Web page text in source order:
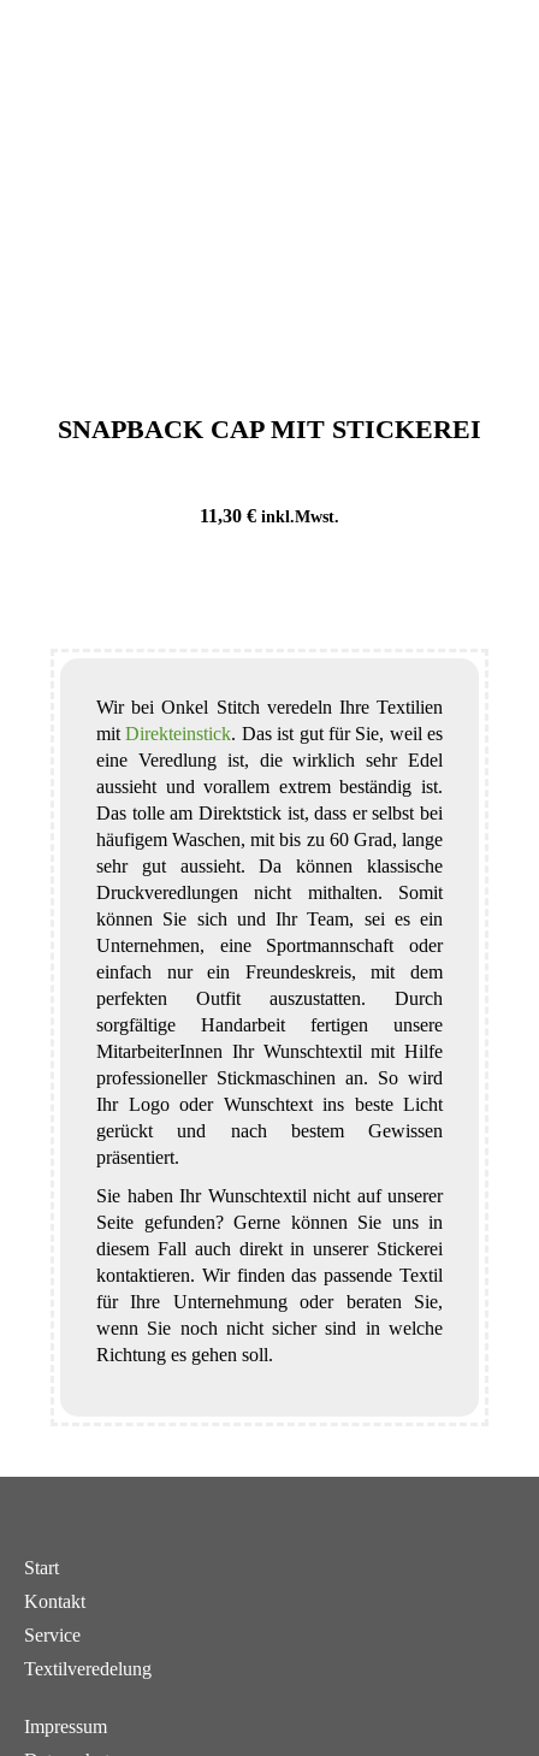
SNAPBACK CAP MIT STICKEREI
11,30 € inkl.Mwst.
Wir bei Onkel Stitch veredeln Ihre Textilien
mitDirekteinstick. Das ist gut für Sie, weil es
eine Veredlung ist, die wirklich sehr Edel
aussieht und vorallem extrem beständig ist.
Das tolle am Direktstick ist, dass er selbst bei
häufigem Waschen, mit bis zu 60 Grad, lange
sehr gut aussieht. Da können klassische
Druckveredlungen nicht mithalten. Somit
können Sie sich und Ihr Team, sei es ein
Unternehmen, eine Sportmannschaft oder
einfach nur ein Freundeskreis, mit dem
perfekten Outfit auszustatten. Durch
sorgfältige Handarbeit fertigen unsere
MitarbeiterInnen Ihr Wunschtextil mit Hilfe
professioneller Stickmaschinen an. So wird
Ihr Logo oder Wunschtext ins beste Licht
gerückt und nach bestem Gewissen
präsentiert.
Sie haben Ihr Wunschtextil nicht auf unserer
Seite gefunden? Gerne können Sie uns in
diesem Fall auch direkt in unserer Stickerei
kontaktieren. Wir finden das passende Textil
für Ihre Unternehmung oder beraten Sie,
wenn Sie noch nicht sicher sind in welche
Richtung es gehen soll.
Start
Kontakt
Service
Textilveredelung
Impressum